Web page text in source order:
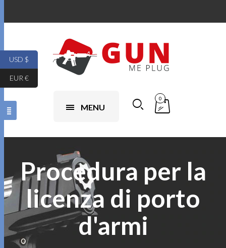
MENU
0
Procedura per la
licenza di porto
d'armi
USD $
EUR €